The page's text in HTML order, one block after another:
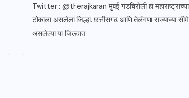
Twitter : @therajkaran मुंबई गडचिरोली हा
टोकाला असलेला जिल्हा. छत्तीसगढ आणि तेलंगणा राज्याच्या
असलेल्या या जिल्ह्यात